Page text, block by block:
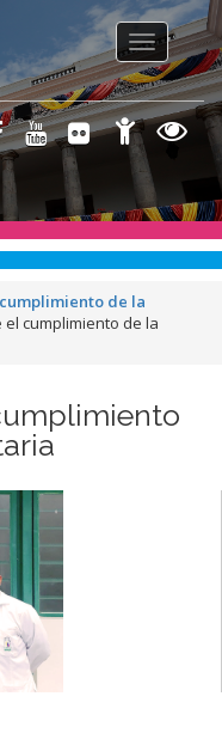
Toggle
de la
el cumplimiento de la